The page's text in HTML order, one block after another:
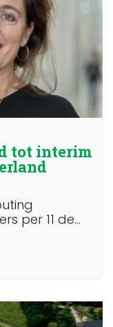
tot interim
per 11 de...